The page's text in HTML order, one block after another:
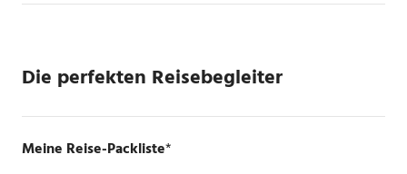
Die perfekten Reisebegleiter
Meine Reise-Packliste*